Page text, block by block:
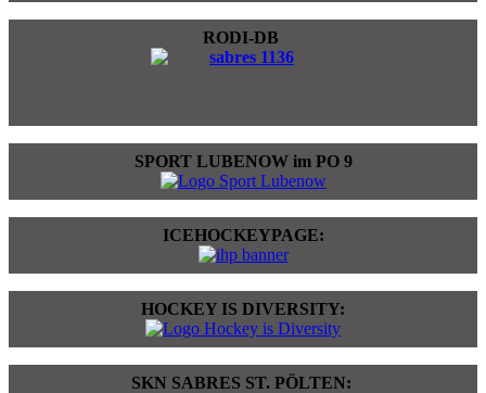
RODI-DB
SPORT LUBENOW im PO 9
ICEHOCKEYPAGE:
HOCKEY IS DIVERSITY:
SKN SABRES ST. PÖLTEN: